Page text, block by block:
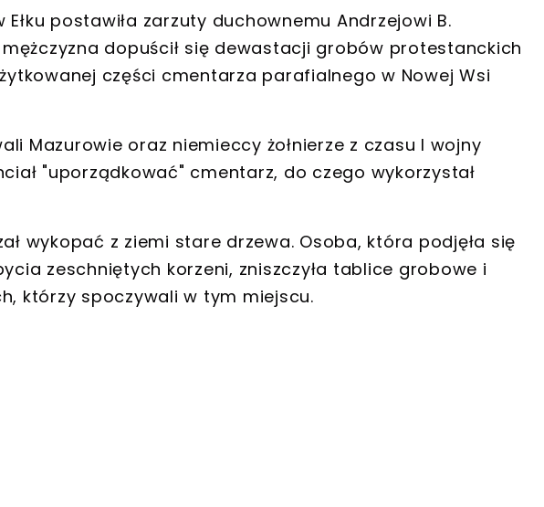
postawiła zarzuty duchownemu Andrzejowi B.
dopuścił się dewastacji grobów protestanckich
części cmentarza parafialnego w Nowej Wsi
Mazurowie oraz niemieccy żołnierze z czasu I wojny
"uporządkować" cmentarz, do czego wykorzystał
wykopać z ziemi stare drzewa. Osoba, która podjęła się
zeschniętych korzeni, zniszczyła tablice grobowe i
, którzy spoczywali w tym miejscu.